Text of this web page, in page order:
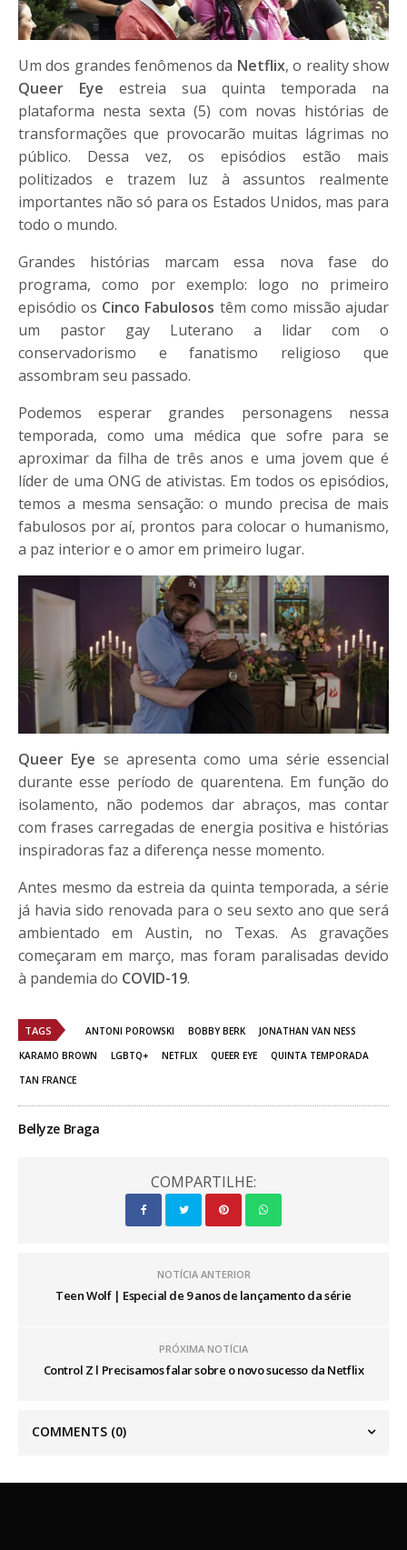
Um dos grandes fenômenos da Netflix, o reality show
Queer Eye estreia sua quinta temporada na
plataforma nesta sexta (5) com novas histórias de
transformações que provocarão muitas lágrimas no
público. Dessa vez, os episódios estão mais
politizados e trazem luz à assuntos realmente
importantes não só para os Estados Unidos, mas para
todo o mundo.
Grandes histórias marcam essa nova fase do
programa, como por exemplo: logo no primeiro
episódio os Cinco Fabulosos têm como missão ajudar
um pastor gay Luterano a lidar com o
conservadorismo e fanatismo religioso que
assombram seu passado.
Podemos esperar grandes personagens nessa
temporada, como uma médica que sofre para se
aproximar da filha de três anos e uma jovem que é
líder de uma ONG de ativistas. Em todos os episódios,
temos a mesma sensação: o mundo precisa de mais
fabulosos por aí, prontos para colocar o humanismo,
a paz interior e o amor em primeiro lugar.
Queer Eye se apresenta como uma série essencial
durante esse período de quarentena. Em função do
isolamento, não podemos dar abraços, mas contar
com frases carregadas de energia positiva e histórias
inspiradoras faz a diferença nesse momento.
Antes mesmo da estreia da quinta temporada, a série
já havia sido renovada para o seu sexto ano que será
ambientado em Austin, no Texas. As gravações
começaram em março, mas foram paralisadas devido
à pandemia do COVID-19.
TAGS ANTONI POROWSKI BOBBY BERK
JONATHAN VAN NESS
KARAMO BROWN
LGBTQ+ NETFLIX QUEER EYE
QUINTA TEMPORADA
TAN FRANCE
Bellyze Braga
COMPARTILHE:
NOTÍCIA ANTERIOR
Teen Wolf | Especial de 9 anos de lançamento da série
PRÓXIMA NOTÍCIA
Control Z l Precisamos falar sobre o novo sucesso da Netflix
COMMENTS (0)